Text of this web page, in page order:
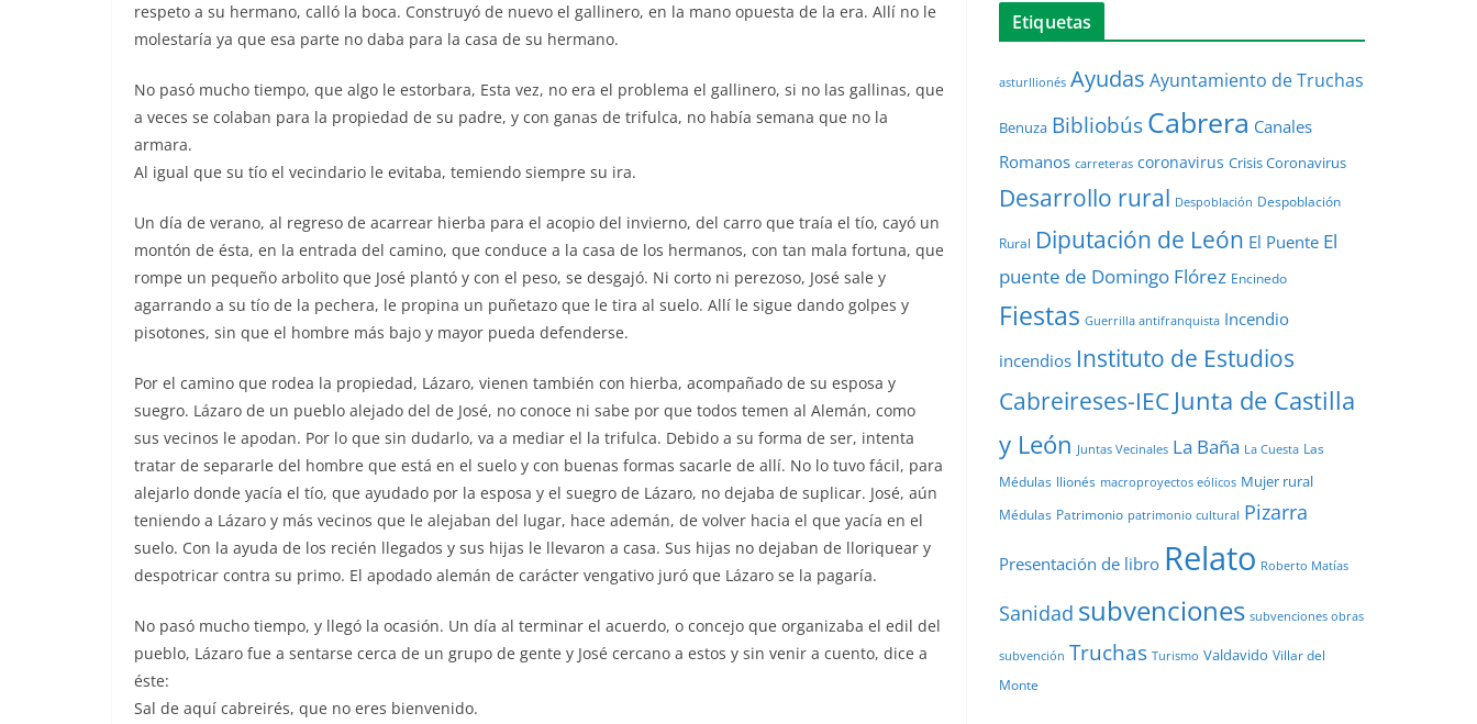
respeto a su hermano, calló la boca. Construyó de nuevo el gallinero, en la mano opuesta de la era. Allí no le
molestaría ya que esa parte no daba para la casa de su hermano.
No pasó mucho tiempo, que algo le estorbara, Esta vez, no era el problema el gallinero, si no las gallinas, que
a veces se colaban para la propiedad de su padre, y con ganas de trifulca, no había semana que no la
armara.
Al igual que su tío el vecindario le evitaba, temiendo siempre su ira.
Un día de verano, al regreso de acarrear hierba para el acopio del invierno, del carro que traía el tío, cayó un
montón de ésta, en la entrada del camino, que conduce a la casa de los hermanos, con tan mala fortuna, que
rompe un pequeño arbolito que José plantó y con el peso, se desgajó. Ni corto ni perezoso, José sale y
agarrando a su tío de la pechera, le propina un puñetazo que le tira al suelo. Allí le sigue dando golpes y
pisotones, sin que el hombre más bajo y mayor pueda defenderse.
Por el camino que rodea la propiedad, Lázaro, vienen también con hierba, acompañado de su esposa y
suegro. Lázaro de un pueblo alejado del de José, no conoce ni sabe por que todos temen al Alemán, como
sus vecinos le apodan. Por lo que sin dudarlo, va a mediar el la trifulca. Debido a su forma de ser, intenta
tratar de separarle del hombre que está en el suelo y con buenas formas sacarle de allí. No lo tuvo fácil, para
alejarlo donde yacía el tío, que ayudado por la esposa y el suegro de Lázaro, no dejaba de suplicar. José, aún
teniendo a Lázaro y más vecinos que le alejaban del lugar, hace ademán, de volver hacia el que yacía en el
suelo. Con la ayuda de los recién llegados y sus hijas le llevaron a casa. Sus hijas no dejaban de lloriquear y
despotricar contra su primo. El apodado alemán de carácter vengativo juró que Lázaro se la pagaría.
No pasó mucho tiempo, y llegó la ocasión. Un día al terminar el acuerdo, o concejo que organizaba el edil del
pueblo, Lázaro fue a sentarse cerca de un grupo de gente y José cercano a estos y sin venir a cuento, dice a
éste:
Sal de aquí cabreirés, que no eres bienvenido.
Etiquetas
asturllionés Ayudas Ayuntamiento de Truchas
Benuza BibliobúsCabrera Canales
Romanos carreteras coronavirus Crisis Coronavirus
Desarrollo rural Despoblación Despoblación
Rural Diputación de León El Puente El
puente de Domingo Flórez Encinedo
Fiestas Guerrilla antifranquista Incendio
incendios Instituto de Estudios
Cabreireses-IEC Junta de Castilla
y León Juntas Vecinales La Baña La Cuesta Las
Médulas llionés macroproyectos eólicos Mujer rural
Médulas Patrimonio patrimonio cultural Pizarra
Presentación de libro Relato Roberto Matías
Sanidad subvenciones subvenciones obras
subvención Truchas Turismo Valdavido Villar del
Monte